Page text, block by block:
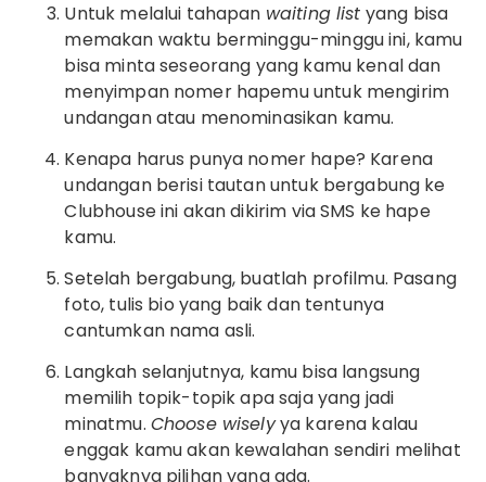
Untuk melalui tahapan waiting list yang bisa
memakan waktu berminggu-minggu ini, kamu
bisa minta seseorang yang kamu kenal dan
menyimpan nomer hapemu untuk mengirim
undangan atau menominasikan kamu.
Kenapa harus punya nomer hape? Karena
undangan berisi tautan untuk bergabung ke
Clubhouse ini akan dikirim via SMS ke hape
kamu.
Setelah bergabung, buatlah profilmu. Pasang
foto, tulis bio yang baik dan tentunya
cantumkan nama asli.
Langkah selanjutnya, kamu bisa langsung
memilih topik-topik apa saja yang jadi
minatmu. Choose wiselyya karena kalau
enggak kamu akan kewalahan sendiri melihat
banyaknya pilihan yang ada.